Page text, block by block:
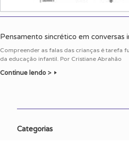
Pensamento sincrético em conversas
Compreender as falas das crianças é tarefa
da educação infantil. Por Cristiane Abrahão
Continue lendo >
Categorias